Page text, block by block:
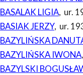
BASALAK LIGIA, ur.
BASIAK JERZY, ur.
BAZYLIŃSKA
BAZYLIŃSKA IWONA,
BAZYLSKI